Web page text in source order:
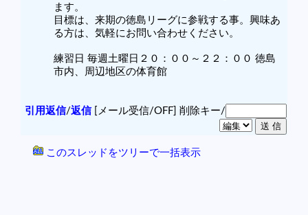
ます。
目標は、来期の徳島リーグに参戦する事。興味あ
る方は、気軽にお問い合わせください。
練習日 毎週土曜日２０：００～２２：００ 徳島
市内、周辺地区の体育館
引用返信/返信[メール受信/OFF] 削除キー/
このスレッドをツリーで一括表示